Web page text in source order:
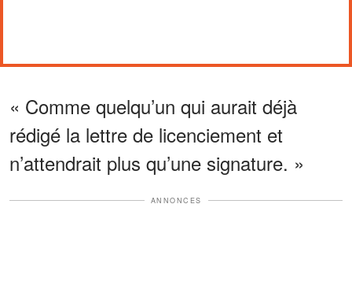
« Comme quelqu’un qui aurait déjà
rédigé la lettre de licenciement et
n’attendrait plus qu’une signature. »
ANNONCES